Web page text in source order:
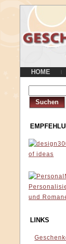
HOME
LINKS